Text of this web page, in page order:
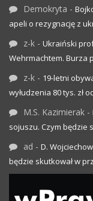
Demokryta -
apeli o rezygnację z
z-k - Ukraiński
Wehrmachtem. Burza
z-k - 19-letni
wyłudzenia 80 tys. zł
M.S. Kazimierak -
sojuszu. Czym będzie
ad - D.
będzie skutkował w